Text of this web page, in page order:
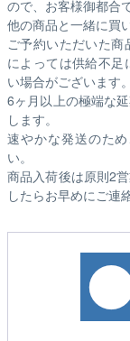
ので、お客様御都合
他の商品と一緒に買
ご予約いただいた
によっては供給不
い場合がございます。
6ヶ月以上の極端な
します。
速やかな発送のた
い。
商品入荷後は原則2
したらお早めにご連